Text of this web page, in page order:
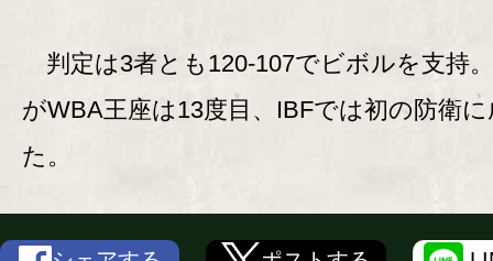
判定は3者とも120-107でビボルを支持
がWBA王座は13度目、IBFでは初の防衛
た。